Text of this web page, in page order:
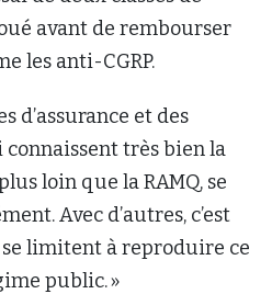
avant de rembourser
les anti-CGRP.
d’assurance et des
très bien la
loin que la RAMQ, se
Avec d’autres, c’est
limitent à reproduire ce
public. »